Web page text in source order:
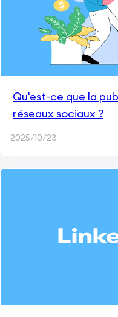
Qu'est-ce que la
réseaux sociaux ?
2025/10/23